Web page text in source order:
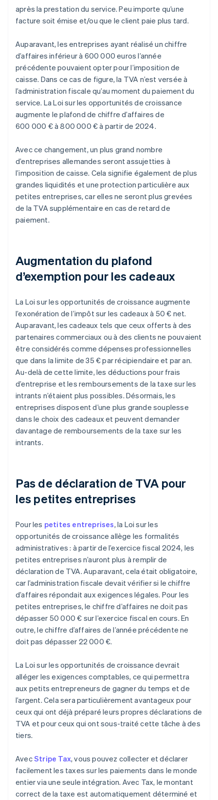
après la prestation du service. Peu importe qu’une
facture soit émise et/ou que le client paie plus tard.
Auparavant, les entreprises ayant réalisé un chiffre
d’affaires inférieur à 600 000 euros l’année
précédente pouvaient opter pour l’imposition de
caisse. Dans ce cas de figure, la TVA n’est versée à
l’administration fiscale qu’au moment du paiement du
service. La Loi sur les opportunités de croissance
augmente le plafond de chiffre d’affaires de
600 000 € à 800 000 € à partir de 2024.
Avec ce changement, un plus grand nombre
d’entreprises allemandes seront assujetties à
l’imposition de caisse. Cela signifie également de plus
grandes liquidités et une protection particulière aux
petites entreprises, car elles ne seront plus grevées
de la TVA supplémentaire en cas de retard de
paiement.
Augmentation du plafond
d’exemption pour les cadeaux
La Loi sur les opportunités de croissance augmente
l’exonération de l’impôt sur les cadeaux à 50 € net.
Auparavant, les cadeaux tels que ceux offerts à des
partenaires commerciaux ou à des clients ne pouvaient
être considérés comme dépenses professionnelles
que dans la limite de 35 € par récipiendaire et par an.
Au-delà de cette limite, les déductions pour frais
d’entreprise et les remboursements de la taxe sur les
intrants n’étaient plus possibles. Désormais, les
entreprises disposent d’une plus grande souplesse
dans le choix des cadeaux et peuvent demander
davantage de remboursements de la taxe sur les
intrants.
Pas de déclaration de TVA pour
les petites entreprises
Pour les petites entreprises, la Loi sur les
opportunités de croissance allège les formalités
administratives : à partir de l’exercice fiscal 2024, les
petites entreprises n’auront plus à remplir de
déclaration de TVA. Auparavant, cela était obligatoire,
car l’administration fiscale devait vérifier si le chiffre
d’affaires répondait aux exigences légales. Pour les
petites entreprises, le chiffre d’affaires ne doit pas
dépasser 50 000 € sur l’exercice fiscal en cours. En
outre, le chiffre d’affaires de l’année précédente ne
doit pas dépasser 22 000 €.
La Loi sur les opportunités de croissance devrait
alléger les exigences comptables, ce qui permettra
aux petits entrepreneurs de gagner du temps et de
l’argent. Cela sera particulièrement avantageux pour
ceux qui ont déjà préparé leurs propres déclarations de
TVA et pour ceux qui ont sous-traité cette tâche à des
tiers.
AvecStripe Tax, vous pouvez collecter et déclarer
facilement les taxes sur les paiements dans le monde
entier via une seule intégration. Avec Tax, le montant
correct de la taxe est automatiquement déterminé et